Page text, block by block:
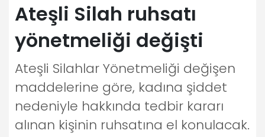
Ateşli Silah ruhsatı
yönetmeliği değişti
Ateşli Silahlar Yönetmeliği değişen
maddelerine göre, kadına şiddet
nedeniyle hakkında tedbir kararı
alınan kişinin ruhsatına el konulacak.